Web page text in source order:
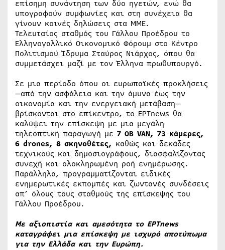
επίσημη συνάντηση των δύο ηγετών, ενώ θα
υπογραφούν συμφωνίες και στη συνέχεια θα
γίνουν κοινές δηλώσεις στα ΜΜΕ.
Τελευταίος σταθμός του Γάλλου Προέδρου το
Ελληνογαλλικό Οικονομικό Φόρουμ στο Κέντρο
Πολιτισμού Ίδρυμα Σταύρος Νιάρχος, όπου θα
συμμετάσχει μαζί με τον Έλληνα πρωθυπουργό.
Σε μια περίοδο όπου οι ευρωπαϊκές προκλήσεις
—από την ασφάλεια και την άμυνα έως την
οικονομία και την ενεργειακή μετάβαση—
βρίσκονται στο επίκεντρο, το ΕΡΤnews θα
καλύψει την επίσκεψη με μια μεγάλη
τηλεοπτική παραγωγή με 7 OB VAN, 73 κάμερες,
6 drones, 8 σκηνοθέτες, καθώς και δεκάδες
τεχνικούς και δημοσιογράφους, διασφαλίζοντας
συνεχή και ολοκληρωμένη ροή ενημέρωσης.
Παράλληλα, προγραμματίζονται ειδικές
ενημερωτικές εκπομπές και ζωντανές συνδέσεις
απ’ όλους τους σταθμούς της επίσκεψης του
Γάλλου Προέδρου.
Με αξιοπιστία και αμεσότητα το ΕΡΤnews
καταγράφει μια επίσκεψη με ισχυρό αποτύπωμα
για την Ελλάδα και την Ευρώπη.